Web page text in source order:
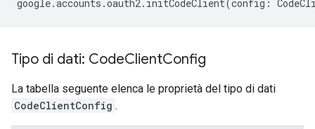
google.accounts .oauth2. initCodeClient(config :
Tipo di dati: CodeClientConfig
La tabella seguente elenca le proprietà del tipo di dati
CodeClientConfig .